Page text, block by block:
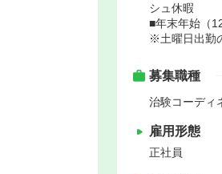
シュ休暇
■年末年始（
※土曜日出勤
募集職種
治験コーディ
雇用形態
正社員